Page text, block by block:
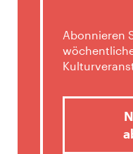
Abonnieren